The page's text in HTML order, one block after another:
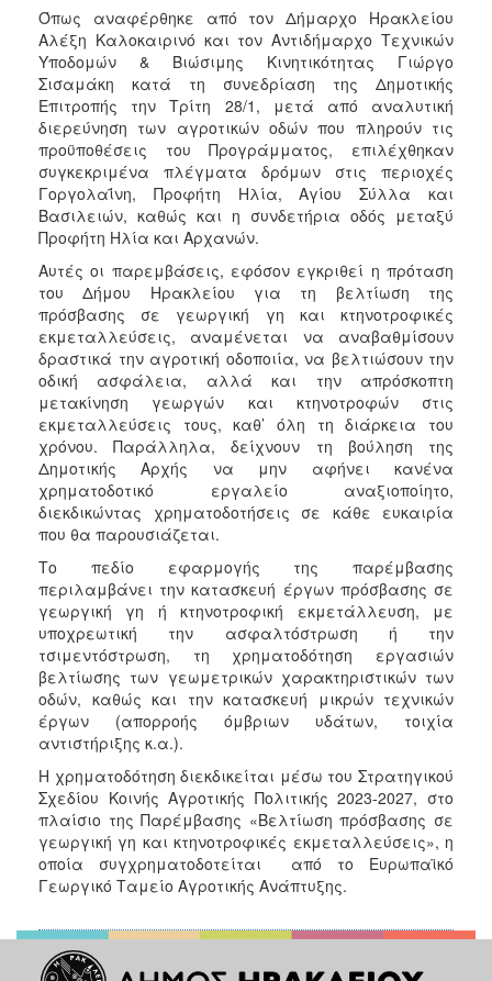
2006
ΤΟΠΟΣ
ΠΟΛΙΤΙΣΜΟΣ
ΑΝΘΕΚΤΙΚΗ
ΠΟΛΗ
Όπως αναφέρθηκε από τον Δήμαρχο Ηρακλείου
Αλέξη Καλοκαιρινό και τον Αντιδήμαρχο Τεχνικών
Υποδομών & Βιώσιμης Κινητικότητας Γιώργο
Σισαμάκη κατά τη συνεδρίαση της Δημοτικής
Επιτροπής την Τρίτη 28/1, μετά από αναλυτική
διερεύνηση των αγροτικών οδών που πληρούν τις
προϋποθέσεις του Προγράμματος, επιλέχθηκαν
συγκεκριμένα πλέγματα δρόμων στις περιοχές
Γοργολαΐνη, Προφήτη Ηλία, Αγίου Σύλλα και
Βασιλειών, καθώς και η συνδετήρια οδός μεταξύ
Προφήτη Ηλία και Αρχανών.
Αυτές οι παρεμβάσεις, εφόσον εγκριθεί η πρόταση
του Δήμου Ηρακλείου για τη βελτίωση της
πρόσβασης σε γεωργική γη και κτηνοτροφικές
εκμεταλλεύσεις, αναμένεται να αναβαθμίσουν
δραστικά την αγροτική οδοποιία, να βελτιώσουν την
οδική ασφάλεια, αλλά και την απρόσκοπτη
μετακίνηση γεωργών και κτηνοτροφών στις
εκμεταλλεύσεις τους, καθ’ όλη τη διάρκεια του
χρόνου. Παράλληλα, δείχνουν τη βούληση της
Δημοτικής Αρχής να μην αφήνει κανένα
χρηματοδοτικό εργαλείο αναξιοποίητο,
διεκδικώντας χρηματοδοτήσεις σε κάθε ευκαιρία
που θα παρουσιάζεται.
Το πεδίο εφαρμογής της παρέμβασης
περιλαμβάνει την κατασκευή έργων πρόσβασης σε
γεωργική γη ή κτηνοτροφική εκμετάλλευση, με
υποχρεωτική την ασφαλτόστρωση ή την
τσιμεντόστρωση, τη χρηματοδότηση εργασιών
βελτίωσης των γεωμετρικών χαρακτηριστικών των
οδών, καθώς και την κατασκευή μικρών τεχνικών
έργων (απορροής όμβριων υδάτων, τοιχία
αντιστήριξης κ.α.).
Η χρηματοδότηση διεκδικείται μέσω του Στρατηγικού
Σχεδίου Κοινής Αγροτικής Πολιτικής 2023-2027, στο
πλαίσιο της Παρέμβασης «Βελτίωση πρόσβασης σε
γεωργική γη και κτηνοτροφικές εκμεταλλεύσεις», η
οποία συγχρηματοδοτείται από το Ευρωπαϊκό
Γεωργικό Ταμείο Αγροτικής Ανάπτυξης.